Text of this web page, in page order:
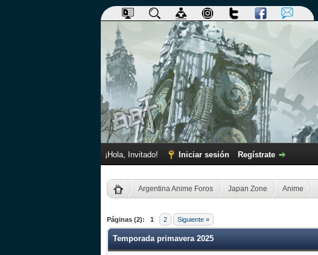
¡Hola, Invitado! Iniciar sesión Regístrate
Argentina Anime Foros Japan Zone Anime
Páginas (2): 1 2 Siguiente »
0 voto(s) - 0 Media
Temporada primavera 2025